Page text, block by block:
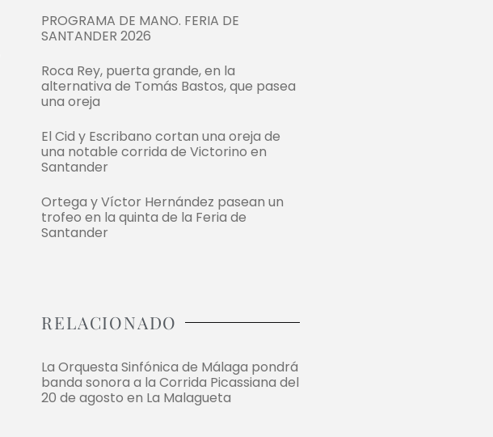
PROGRAMA DE MANO. FERIA DE
SANTANDER 2026
Roca Rey, puerta grande, en la
alternativa de Tomás Bastos, que pasea
una oreja
El Cid y Escribano cortan una oreja de
una notable corrida de Victorino en
Santander
Ortega y Víctor Hernández pasean un
trofeo en la quinta de la Feria de
Santander
RELACIONADO
La Orquesta Sinfónica de Málaga pondrá
banda sonora a la Corrida Picassiana del
20 de agosto en La Malagueta